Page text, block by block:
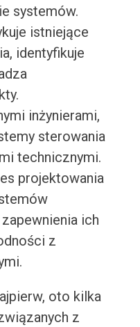
systemów.
istniejące
identyfikuje
inżynierami,
sterowania
technicznymi.
projektowania
ich
z
oto kilka
z